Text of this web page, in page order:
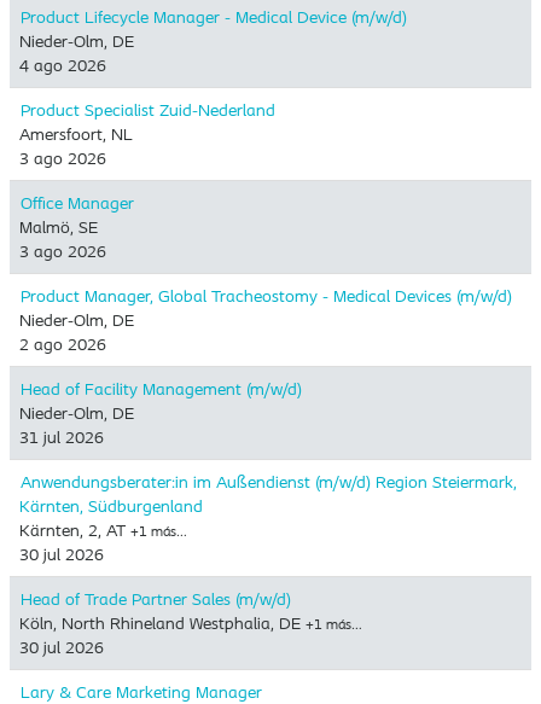
Product Lifecycle Manager - Medical Device (m/w/d)
Nieder-Olm, DE
4 ago 2026
Product Specialist Zuid-Nederland
Amersfoort, NL
3 ago 2026
Office Manager
Malmö, SE
3 ago 2026
Product Manager, Global Tracheostomy - Medical Devices (m/w/d)
Nieder-Olm, DE
2 ago 2026
Head of Facility Management (m/w/d)
Nieder-Olm, DE
31 jul 2026
Anwendungsberater:in im Außendienst (m/w/d) Region Steiermark,
Kärnten, Südburgenland
Kärnten, 2, AT +1 más…
30 jul 2026
Head of Trade Partner Sales (m/w/d)
Köln, North Rhineland Westphalia, DE +1 más…
30 jul 2026
Lary & Care Marketing Manager